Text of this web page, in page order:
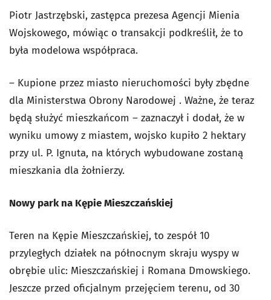
Piotr Jastrzębski, zastępca prezesa Agencji Mienia
Wojskowego, mówiąc o transakcji podkreślił, że to
była modelowa współpraca.
– Kupione przez miasto nieruchomości były zbędne
dla Ministerstwa Obrony Narodowej . Ważne, że teraz
będą służyć mieszkańcom – zaznaczył i dodał, że w
wyniku umowy z miastem, wojsko kupiło 2 hektary
przy ul. P. Ignuta, na których wybudowane zostaną
mieszkania dla żołnierzy.
Nowy park na Kępie Mieszczańskiej
Teren na Kępie Mieszczańskiej, to zespół 10
przyległych działek na północnym skraju wyspy w
obrębie ulic: Mieszczańskiej i Romana Dmowskiego.
Jeszcze przed oficjalnym przejęciem terenu, od 30